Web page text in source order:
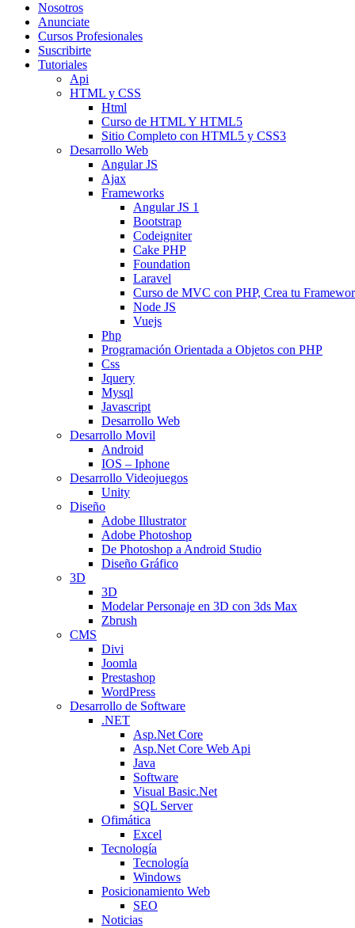
Nosotros
Anunciate
Cursos Profesionales
Suscribirte
Tutoriales
Api
HTML y CSS
Html
Curso de HTML Y HTML5
Sitio Completo con HTML5 y CSS3
Desarrollo Web
Angular JS
Ajax
Frameworks
Angular JS 1
Bootstrap
Codeigniter
Cake PHP
Foundation
Laravel
Curso de MVC con PHP, Crea tu
Node JS
Vuejs
Php
Programación Orientada a Objetos con PHP
Css
Jquery
Mysql
Javascript
Desarrollo Web
Desarrollo Movil
Android
IOS – Iphone
Desarrollo Videojuegos
Unity
Diseño
Adobe Illustrator
Adobe Photoshop
De Photoshop a Android Studio
Diseño Gráfico
3D
3D
Modelar Personaje en 3D con 3ds Max
Zbrush
CMS
Divi
Joomla
Prestashop
WordPress
Desarrollo de Software
.NET
Asp.Net Core
Asp.Net Core Web Api
Java
Software
Visual Basic.Net
SQL Server
Ofimática
Excel
Tecnología
Tecnología
Windows
Posicionamiento Web
SEO
Noticias